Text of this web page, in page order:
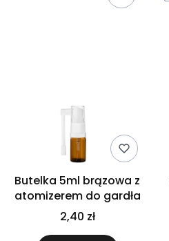
Butelka 5ml brązowa z
atomizerem do gardła
2,40 zł